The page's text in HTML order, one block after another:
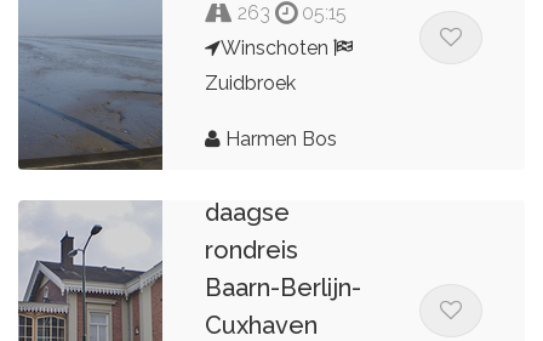
263
05:15
Winschoten
Zuidbroek
Harmen Bos
daagse
rondreis
Baarn-Berlijn-
Cuxhaven